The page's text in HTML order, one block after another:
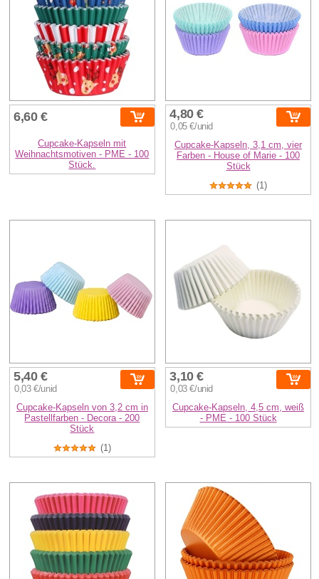
6,60 €
Cupcake-Kapseln mit
Weihnachtsmotiven - PME - 100
Stück.
4,80 €
0,05 €/unid
Cupcake-Kapseln, 3,1 cm, vier
Farben - House of Marie - 100
Stück
(1)
5,40 €
0,03 €/unid
Cupcake-Kapseln von 3,2 cm in
Pastellfarben - Decora - 200
Stück
(1)
3,10 €
0,03 €/unid
Cupcake-Kapseln, 4,5 cm, weiß
- PME - 100 Stück